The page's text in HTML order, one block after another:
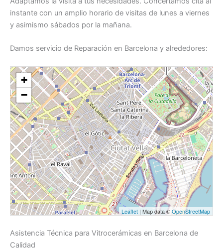
instante con un amplio horario de visitas de lunes a viernes
y asimismo sábados por la mañana.
Damos servicio de Reparación en Barcelona y alrededores:
+
−
Leaflet | Map data ©OpenStreetMap
Asistencia Técnica para Vitrocerámicas en Barcelona de
Calidad